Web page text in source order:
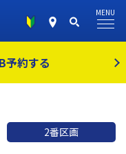
予約する
MENU
2番区画